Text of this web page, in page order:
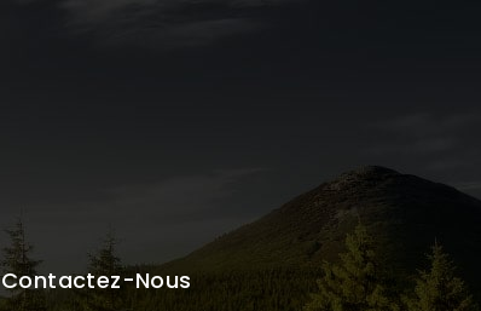
Contactez-Nous